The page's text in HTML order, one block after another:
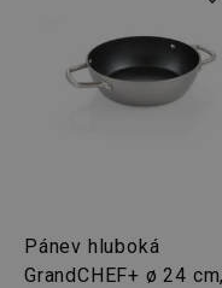
Pánev hluboká
GrandCHEF+ ø 24 cm,